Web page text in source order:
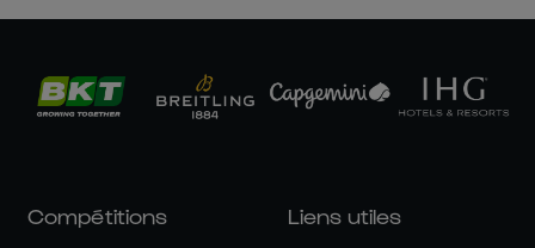
Compétitions Liens utiles